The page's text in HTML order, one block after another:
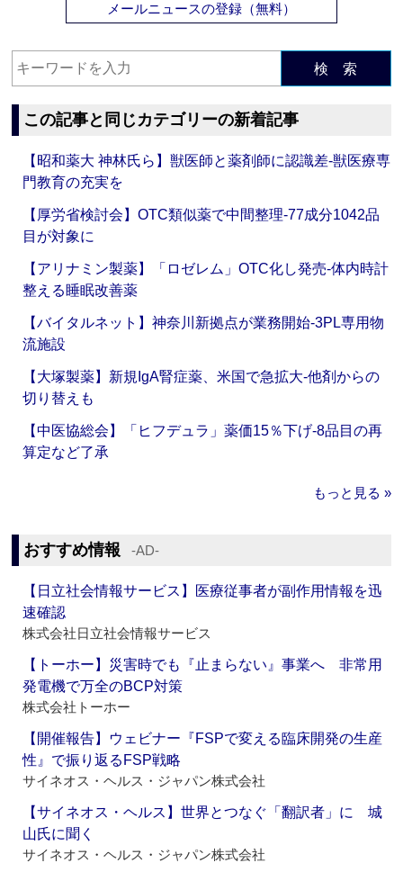
メールニュースの登録（無料）
検 索
この記事と同じカテゴリーの新着記事
【昭和薬大 神林氏ら】獣医師と薬剤師に認識差‐獣医療専
門教育の充実を
【厚労省検討会】OTC類似薬で中間整理‐77成分1042品
目が対象に
【アリナミン製薬】「ロゼレム」OTC化し発売‐体内時計
整える睡眠改善薬
【バイタルネット】神奈川新拠点が業務開始‐3PL専用物
流施設
【大塚製薬】新規IgA腎症薬、米国で急拡大‐他剤からの
切り替えも
【中医協総会】「ヒフデュラ」薬価15％下げ‐8品目の再
算定など了承
もっと見る »
おすすめ情報 ‐AD‐
【日立社会情報サービス】医療従事者が副作用情報を迅
速確認
株式会社日立社会情報サービス
【トーホー】災害時でも『止まらない』事業へ 非常用
発電機で万全のBCP対策
株式会社トーホー
【開催報告】ウェビナー『FSPで変える臨床開発の生産
性』で振り返るFSP戦略
サイネオス・ヘルス・ジャパン株式会社
【サイネオス・ヘルス】世界とつなぐ「翻訳者」に 城
山氏に聞く
サイネオス・ヘルス・ジャパン株式会社